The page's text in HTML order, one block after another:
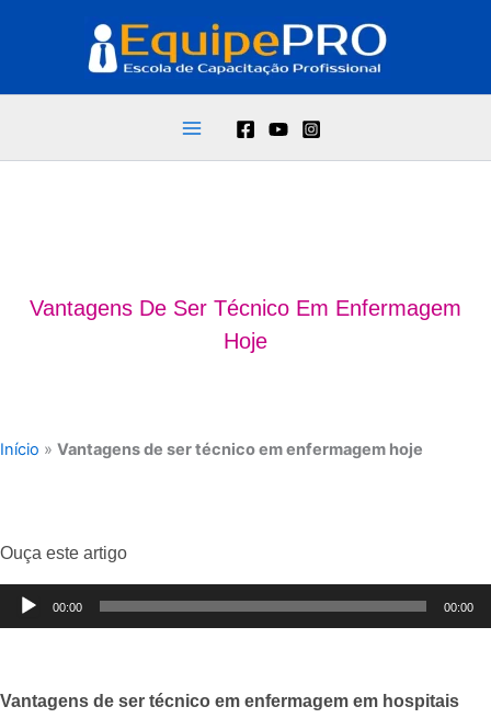
conteúdo
Vantagens De Ser Técnico Em Enfermagem
Hoje
Início » Vantagens de ser técnico em enfermagem hoje
Ouça este artigo
Tocador
de
00:00 00:00
Vantagens de ser técnico em enfermagem em hospitais